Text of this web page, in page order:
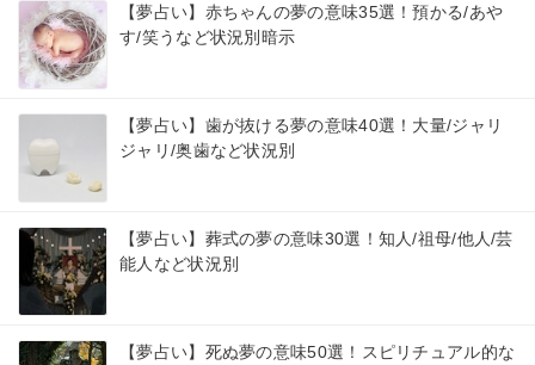
【夢占い】赤ちゃんの夢の意味35選！預かる/あや
す/笑うなど状況別暗示
【夢占い】歯が抜ける夢の意味40選！大量/ジャリ
ジャリ/奥歯など状況別
【夢占い】葬式の夢の意味30選！知人/祖母/他人/芸
能人など状況別
【夢占い】死ぬ夢の意味50選！スピリチュアル的な